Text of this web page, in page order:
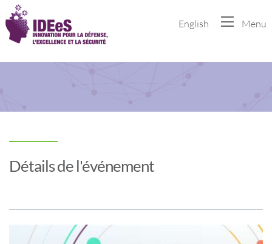
English Menu
Détails de l'événement